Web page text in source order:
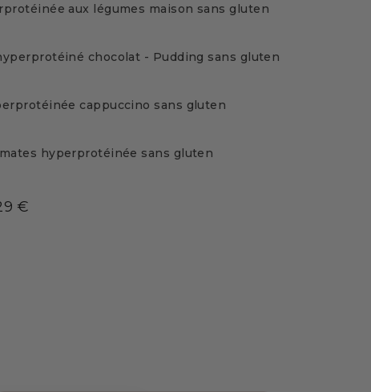
aux légumes maison sans gluten
chocolat - Pudding sans gluten
cappuccino sans gluten
hyperprotéinée sans gluten
€